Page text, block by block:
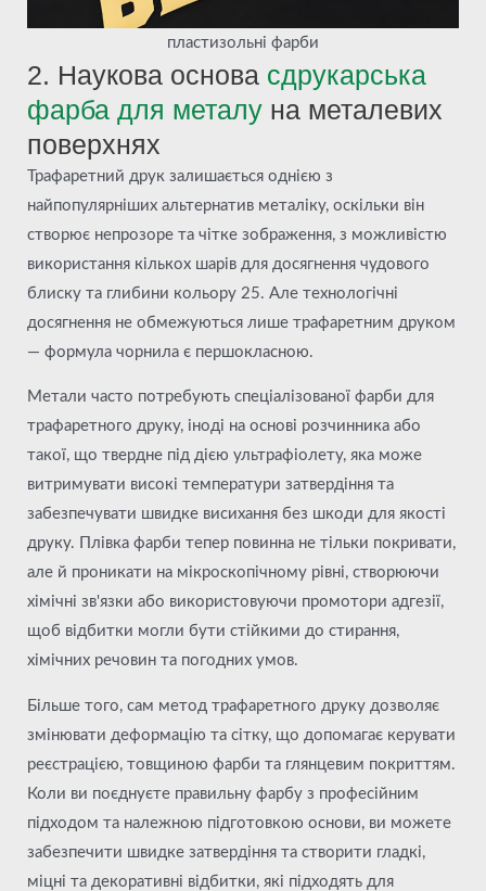
пластизольні фарби
2. Наукова основа сдрукарська
фарба для металу на металевих
поверхнях
Трафаретний друк залишається однією з
найпопулярніших альтернатив металіку, оскільки він
створює непрозоре та чітке зображення, з можливістю
використання кількох шарів для досягнення чудового
блиску та глибини кольору 25. Але технологічні
досягнення не обмежуються лише трафаретним друком
— формула чорнила є першокласною.
Метали часто потребують спеціалізованої фарби для
трафаретного друку, іноді на основі розчинника або
такої, що твердне під дією ультрафіолету, яка може
витримувати високі температури затвердіння та
забезпечувати швидке висихання без шкоди для якості
друку. Плівка фарби тепер повинна не тільки покривати,
але й проникати на мікроскопічному рівні, створюючи
хімічні зв'язки або використовуючи промотори адгезії,
щоб відбитки могли бути стійкими до стирання,
хімічних речовин та погодних умов.
Більше того, сам метод трафаретного друку дозволяє
змінювати деформацію та сітку, що допомагає керувати
реєстрацією, товщиною фарби та глянцевим покриттям.
Коли ви поєднуєте правильну фарбу з професійним
підходом та належною підготовкою основи, ви можете
забезпечити швидке затвердіння та створити гладкі,
міцні та декоративні відбитки, які підходять для